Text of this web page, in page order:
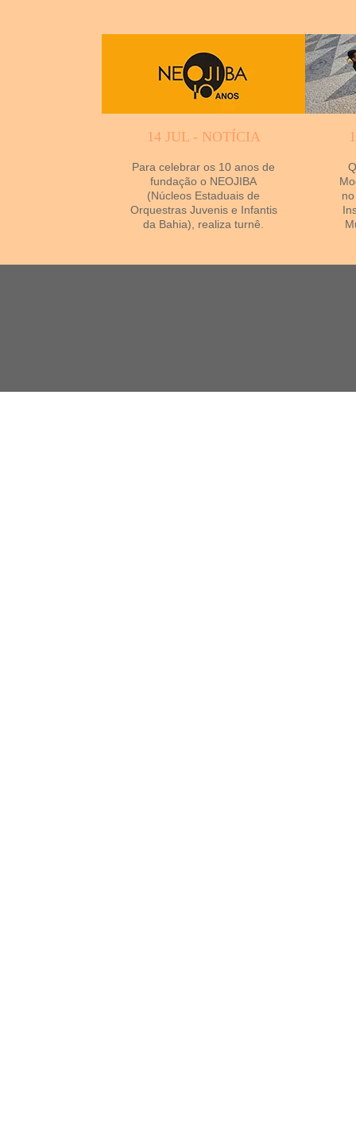
14 JUL - NOTÍCIA
Para celebrar os 10 anos de
fundação o NEOJIBA
(Núcleos Estaduais de
Orquestras Juvenis e Infantis
da Bahia), realiza turnê.